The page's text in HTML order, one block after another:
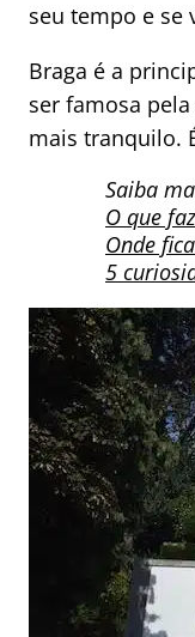
seu tempo e se
Braga é a
ser famosa
mais tranquilo.
Saiba
O que
Onde
5